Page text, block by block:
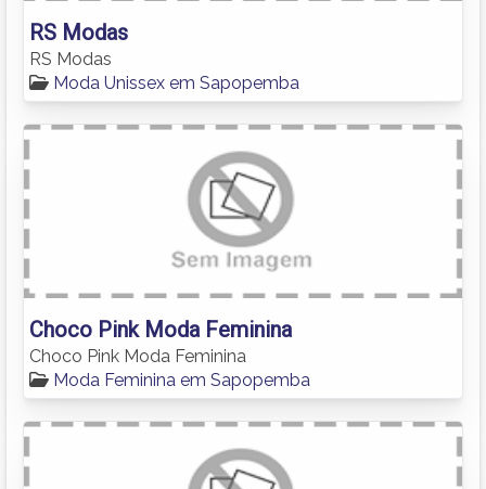
RS Modas
RS Modas
Moda Unissex em Sapopemba
Choco Pink Moda Feminina
Choco Pink Moda Feminina
Moda Feminina em Sapopemba